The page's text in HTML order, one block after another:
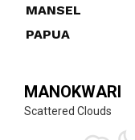
MANSEL
PAPUA
MANOKWARI
Scattered Clouds